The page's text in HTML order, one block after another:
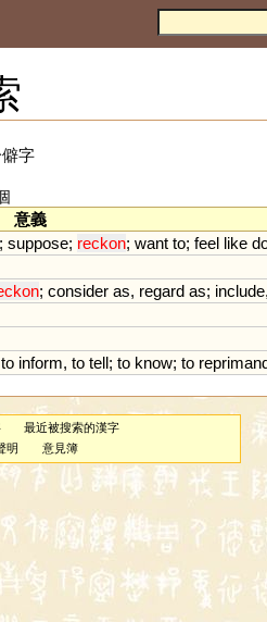
字
意義
; suppose; reckon; want to; feel like
; consider as, regard as; include,
to inform, to tell; to know; to
最近被搜索的漢字
明 意見簿